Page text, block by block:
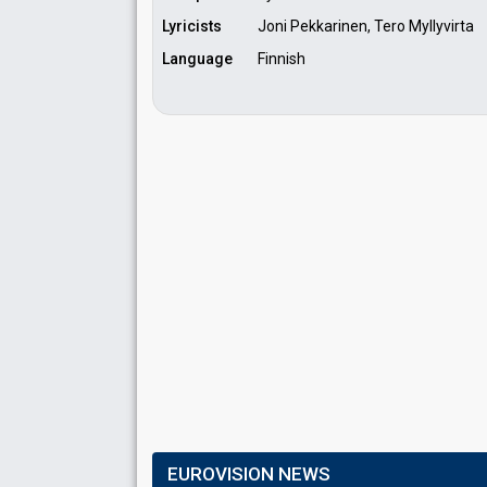
Lyricists
Joni Pekkarinen, Tero Myllyvirta
Language
Finnish
EUROVISION NEWS